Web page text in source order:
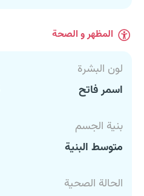
المظهر و الصحة
لون البشرة
اسمر فاتح
بنية الجسم
متوسط البنية
الحالة الصحية